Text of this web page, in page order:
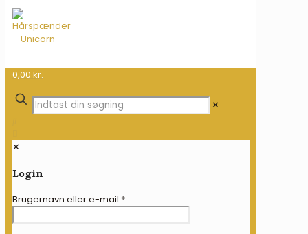
0,00 kr.
✕
✕
Login
Brugernavn eller e-mail *